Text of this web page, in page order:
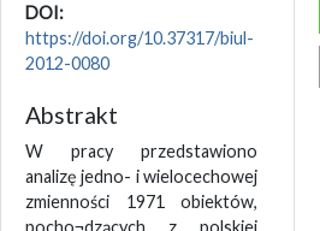
DOI:
https://doi.org/10.37317/biul-
2012-0080
Abstrakt
W pracy przedstawiono
analizę jedno- i wielocechowej
zmienności 1971 obiektów,
pocho¬dzących z polskiej